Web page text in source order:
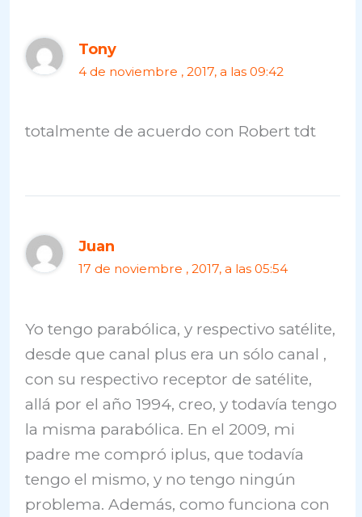
Tony
4 de noviembre , 2017, a las 09:42
totalmente de acuerdo con Robert tdt
Juan
17 de noviembre , 2017, a las 05:54
Yo tengo parabólica, y respectivo satélite,
desde que canal plus era un sólo canal ,
con su respectivo receptor de satélite,
allá por el año 1994, creo, y todavía tengo
la misma parabólica. En el 2009, mi
padre me compró iplus, que todavía
tengo el mismo, y no tengo ningún
problema. Además, como funciona con